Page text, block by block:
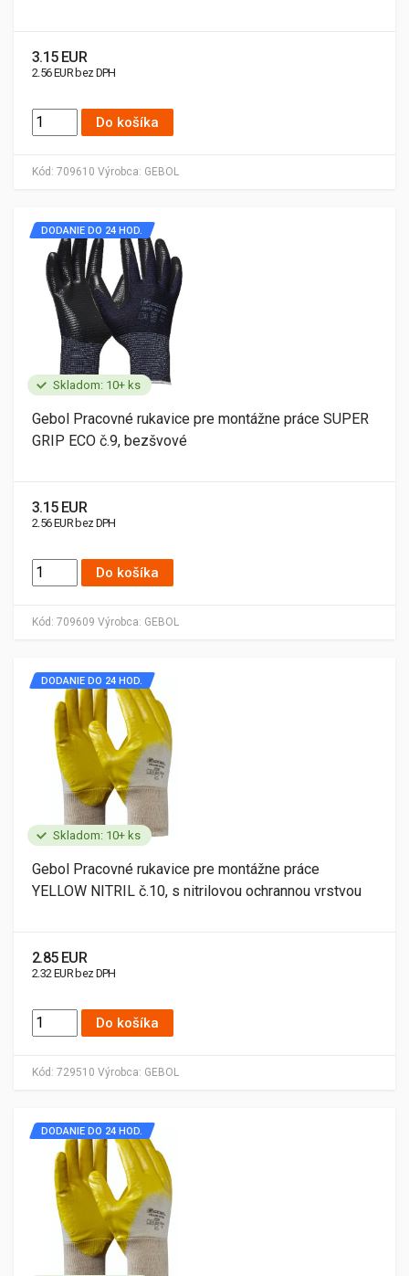
Kód: 709610 Výrobca: GEBOL
3.15 EUR
2.56 EUR bez DPH
Do košíka
Skladom: 10+ ks
Kód: 709609 Výrobca: GEBOL
DODANIE DO 24 HOD.
Gebol Pracovné rukavice pre montážne práce SUPER
GRIP ECO č.9, bezšvové
3.15 EUR
2.56 EUR bez DPH
Do košíka
Skladom: 10+ ks
Kód: 729510 Výrobca: GEBOL
DODANIE DO 24 HOD.
Gebol Pracovné rukavice pre montážne práce
YELLOW NITRIL č.10, s nitrilovou ochrannou vrstvou
2.85 EUR
2.32 EUR bez DPH
Do košíka
DODANIE DO 24 HOD.